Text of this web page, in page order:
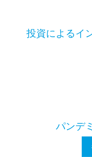
投資によるイ
パンデ